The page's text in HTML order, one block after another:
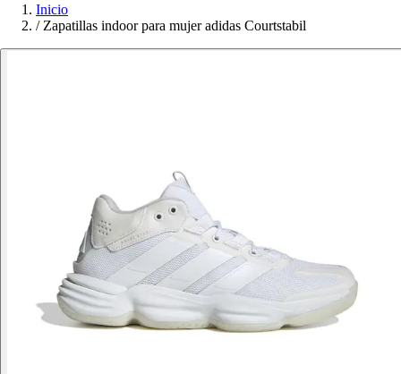
Inicio
/ Zapatillas indoor para mujer adidas Courtstabil